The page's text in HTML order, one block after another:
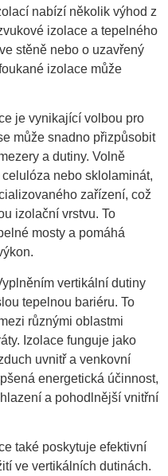
nabízí několik výhod z
izolace a tepelného
stěně nebo o uzavřený
izolace může
je vynikající volbou pro
může snadno přizpůsobit
a dutiny. Volně
nebo sklolaminát,
zařízení, což
izolační vrstvu. To
mosty a pomáhá
vertikální dutiny
tepelnou bariéru. To
různými oblastmi
Izolace funguje jako
uvnitř a venkovní
energetická účinnost,
a pohodlnější vnitřní
také poskytuje efektivní
ve vertikálních dutinách.